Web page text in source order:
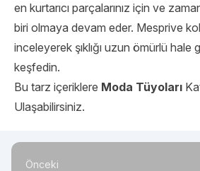
en kurtarıcı parçalarınız için ve
biri olmaya devam eder. Mesprive
inceleyerek şıklığı uzun ömürlü hale
keşfedin.
Bu tarz içeriklere Moda Tüyoları
Ulaşabilirsiniz.
Önceki